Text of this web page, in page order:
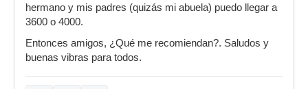
hermano y mis padres (quizás mi abuela) puedo llegar a
3600 o 4000.
Entonces amigos, ¿Qué me recomiendan?. Saludos y
buenas vibras para todos.